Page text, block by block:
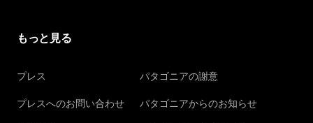
もっと見る
プレス
プレスへのお問い合わせ
パタゴニアの謝意
パタゴニアからのお知らせ